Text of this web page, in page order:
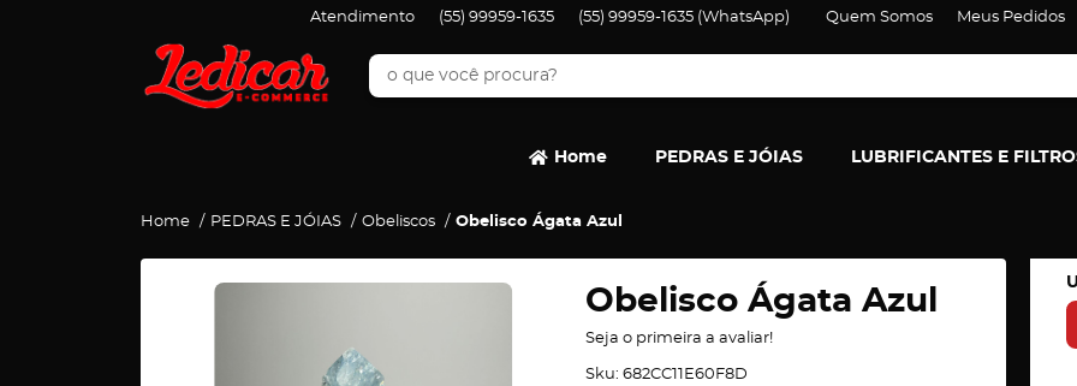
Quem Somos Meus Pedidos
Atendimento (55) 99959-1635 (55) 99959-1635 (WhatsApp)
Home PEDRAS E JÓIAS LUBRIFICANTES E
Home PEDRAS E JÓIAS Obeliscos Obelisco Ágata Azul
Obelisco Ágata Azul
Seja o primeira a avaliar!
Sku: 682CC11E60F8D